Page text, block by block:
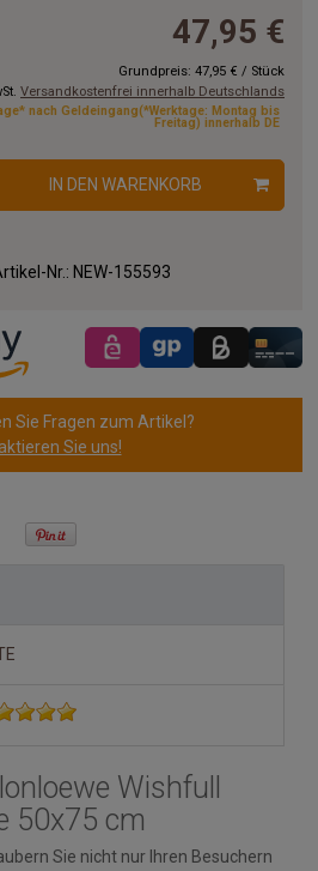
47,95 €
Grundpreis: 47,95 € / Stück
Versandkostenfrei innerhalb Deutschlands
nach Geldeingang(*Werktage: Montag bis
Freitag) innerhalb DE
IN DEN WARENKORB
Nr.: NEW-155593
Sie Fragen zum Artikel?
Sie uns!
Wishfull
50x75 cm
Sie nicht nur Ihren Besuchern